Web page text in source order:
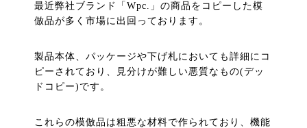
最近弊社ブランド「Wpc.」の商品をコピーした模
倣品が多く市場に出回っております。
製品本体、パッケージや下げ札においても詳細にコ
ピーされており、見分けが難しい悪質なもの(デッ
ドコピー)です。
これらの模倣品は粗悪な材料で作られており、機能